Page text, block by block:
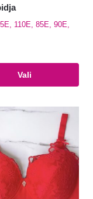
110E, 85E, 90E,
Vali